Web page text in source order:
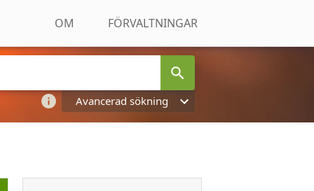
OM FÖRVALTNINGAR
Avancerad sökning